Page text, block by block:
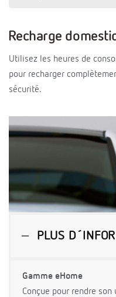
Recharge
Utilisez les heures de
pour recharger
sécurité.
PLUS
Gamme eHome
Conçue pour rendre